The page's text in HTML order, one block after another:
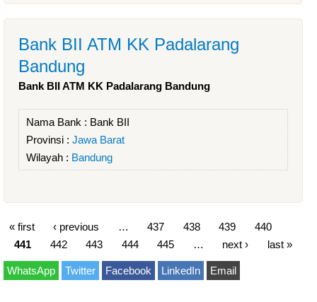
Bank BII ATM KK Padalarang
Bandung
Bank BII ATM KK Padalarang Bandung
Nama Bank : Bank BII
Provinsi : Jawa Barat
Wilayah : Bandung
« first ‹ previous 437 438 439
440
441
442 443 444 445 next › last »
WhatsApp Twitter Facebook LinkedIn Email